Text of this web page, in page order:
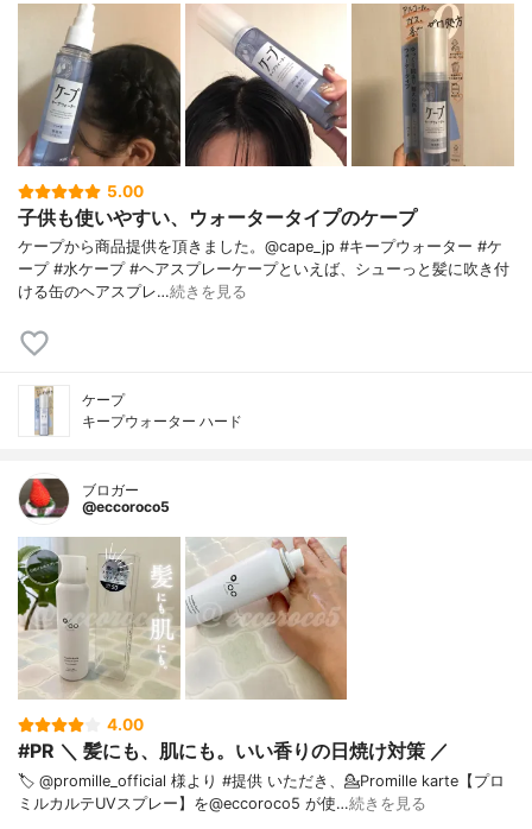
5.00
子供も使いやすい、ウォータータイプのケープ
ケープから商品提供を頂きました。@cape_jp #キープウォーター #ケ
ープ #水ケープ #ヘアスプレーケープといえば、シューっと髪に吹き付
ける缶のヘアスプレ…続きを見る
ケープ
キープウォーター ハード
ブロガー
@eccoroco5
4.00
#PR ＼ 髪にも、肌にも。いい香りの日焼け対策 ／ ⁡
🏷️ @promille_official 様より #提供 いただき、⁡💁Promille karte【プロ
ミルカルテUVスプレー】を@eccoroco5 が使…続きを見る